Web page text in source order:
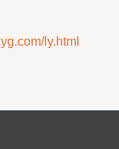
ly.html